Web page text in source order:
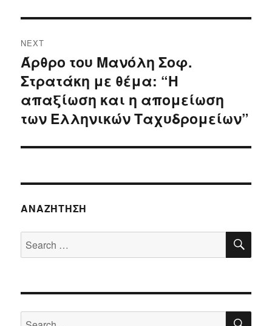
NEXT
Next
post:
Άρθρο του Μανόλη Σοφ.
Στρατάκη με θέμα: “Η
απαξίωση και η απομείωση
των Ελληνικών Ταχυδρομείων”
ΑΝΑΖΉΤΗΣΗ
Search
for:
Search